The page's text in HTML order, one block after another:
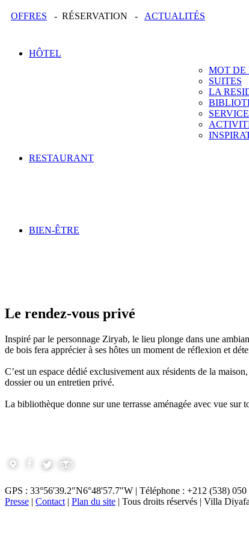
OFFRES - RÉSERVATION - ACTUALITÉS
HÔTEL
MOT DE
SUITES
LA
RESTAURANT
BIEN-ÊTRE
Le rendez-vous privé
Inspiré par le personnage Ziryab, le lieu plonge dans une
de bois fera apprécier à ses hôtes un moment de réflexion et
C’est un espace dédié exclusivement aux résidents de la
dossier ou un entretien privé.
La bibliothèque donne sur une terrasse aménagée avec vue sur
GPS : 33°56'39.2"N6°48'57.7"W | Téléphone : +212 (538)
Presse | Contact | Plan du site | Tous droits réservés | Villa Diyafa